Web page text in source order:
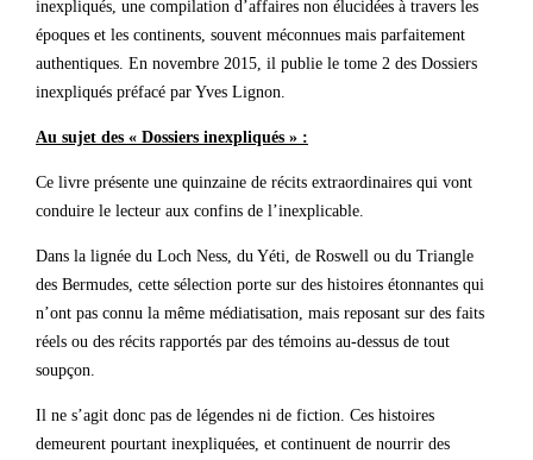
inexpliqués, une compilation d’affaires non élucidées à travers les
époques et les continents, souvent méconnues mais parfaitement
authentiques. En novembre 2015, il publie le tome 2 des Dossiers
inexpliqués préfacé par Yves Lignon.
Au sujet des « Dossiers inexpliqués » :
Ce livre présente une quinzaine de récits extraordinaires qui vont
conduire le lecteur aux confins de l’inexplicable.
Dans la lignée du Loch Ness, du Yéti, de Roswell ou du Triangle
des Bermudes, cette sélection porte sur des histoires étonnantes qui
n’ont pas connu la même médiatisation, mais reposant sur des faits
réels ou des récits rapportés par des témoins au-dessus de tout
soupçon.
Il ne s’agit donc pas de légendes ni de fiction. Ces histoires
demeurent pourtant inexpliquées, et continuent de nourrir des